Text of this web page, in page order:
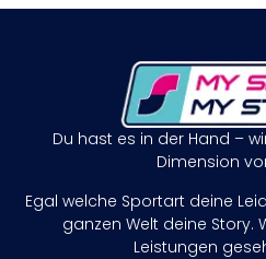
Du hast es in der Hand –
Dimension
Egal welche Sportart deine
ganzen Welt deine Story.
Leistungen